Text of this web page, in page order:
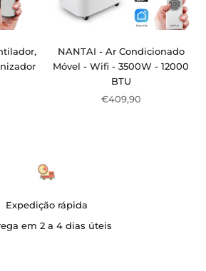
NANTAI - Ar Condicionado
Móvel - Wifi - 3500W - 12000
BTU
Preço de venda
€409,90
Expedição rápida
em 2 a 4 dias úteis